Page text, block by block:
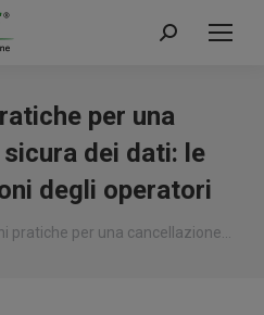
Cerca:
per una
dei dati: le
degli operatori
pratiche per una cancellazione…